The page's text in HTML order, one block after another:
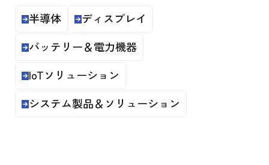
半導体
ディスプレイ
バッテリー＆電力機器
IoTソリューション
システム製品＆ソリューション